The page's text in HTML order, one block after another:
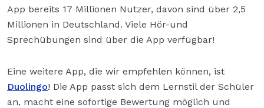
App bereits 17 Millionen Nutzer, davon sind über 2,5
Millionen in Deutschland. Viele Hör-und
Sprechübungen sind über die App verfügbar!
Eine weitere App, die wir empfehlen können, ist
Duolingo! Die App passt sich dem Lernstil der Schüler
an, macht eine sofortige Bewertung möglich und